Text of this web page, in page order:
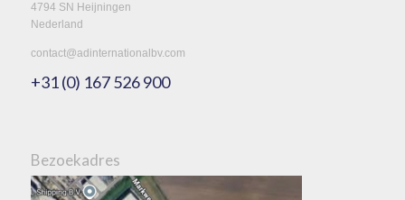
4794 SN Heijningen
Nederland
contact@adinternationalbv.com
+31 (0) 167 526 900
Bezoekadres